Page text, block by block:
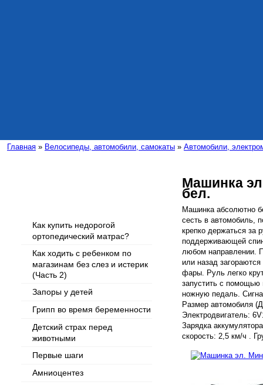
Главная » Велосипеды, автомобили, самокаты » Автомобили,
Как купить недорогой
ортопедический матрас?
Как ходить с ребенком по
магазинам без слез и истерик
(Часть 2)
Запоры у детей
Грипп во время беременности
Детский страх перед
животными
Первые шаги
Амниоцентез
Машинка
бел.
Машинка абсолютно
сесть в автомобиль,
крепко держаться за
поддерживающей
любом направлении.
или назад
фары. Руль легко
запустить с помощью
ножную педаль.
Размер автомобиля
Электродвигатель:
Зарядка
скорость: 2,5 км/ч .